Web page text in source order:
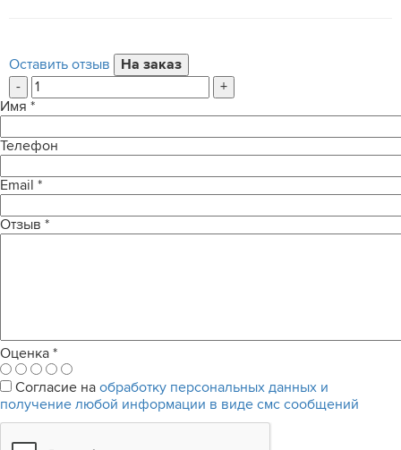
Оставить отзыв
-
+
Имя *
Телефон
Email *
Отзыв *
Оценка *
Согласие на обработку персональных данных и
получение любой информации в виде смс сообщений